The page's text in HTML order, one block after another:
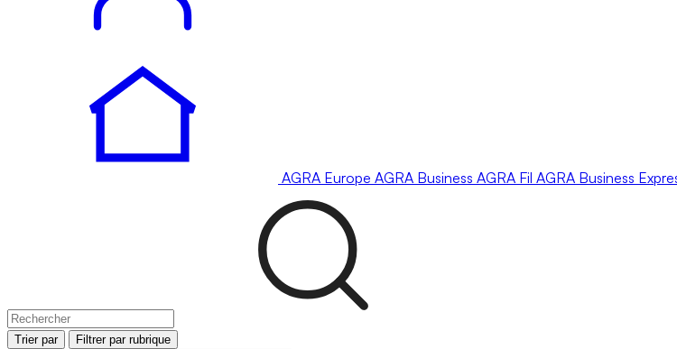
AGRA Europe AGRA Business AGRA Fil AGRA Business
Trier par Filtrer par rubrique